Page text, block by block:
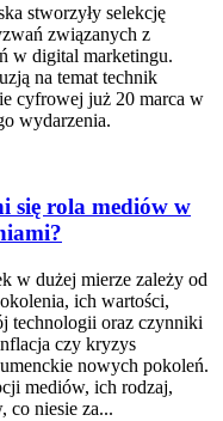
stworzyły selekcję
związanych z
w digital marketingu.
na temat technik
cyfrowej już 20 marca w
wydarzenia.
się rola mediów w
w dużej mierze zależy od
ich wartości,
technologii oraz czynniki
czy kryzys
nowych pokoleń.
mediów, ich rodzaj,
co niesie za...